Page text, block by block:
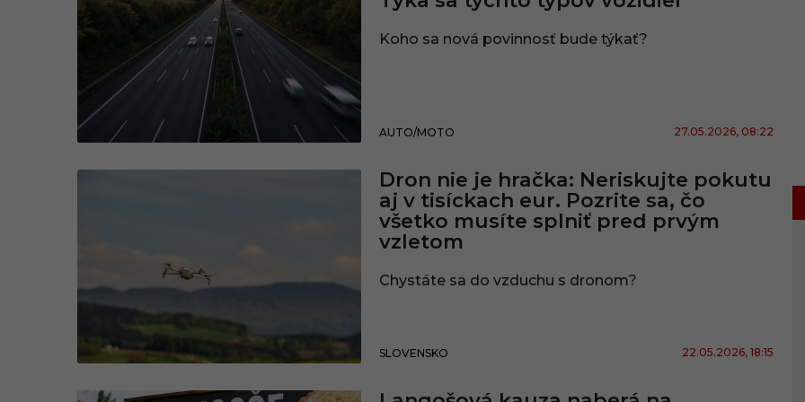
Koho sa nová povinnosť bude týkať?
AUTO/MOTO 27.05.2026, 08:22
Dron nie je hračka: Neriskujte pokutu
aj v tisíckach eur. Pozrite sa, čo
všetko musíte splniť pred prvým
vzletom
Chystáte sa do vzduchu s dronom?
SLOVENSKO 22.05.2026, 18:15